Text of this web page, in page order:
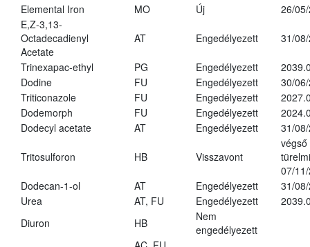
Elemental Iron
MO Új
26/
E,Z-3,13-
Octadecadienyl
Acetate
AT Engedélyezett 31/
Trinexapac-ethyl PG Engedélyezett
Dodine
FU Engedélyezett
30/
Triticonazole
FU Engedélyezett
Dodemorph
FU Engedélyezett
Dodecyl acetate
AT Engedélyezett 31/
Tritosulforon HB Visszavont
végső
07/
Dodecan-1-ol
AT Engedélyezett
31/
Urea
AT, FU Engedélyezett
Diuron
HB
Nem
engedélyezett